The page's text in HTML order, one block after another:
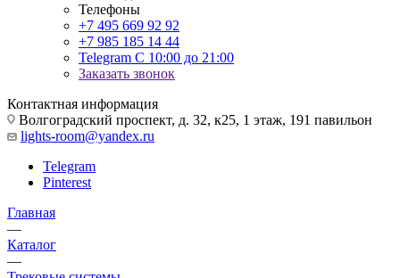
Телефоны
+7 495 669 92 92
+7 985 185 14 44
Telegram С 10:00 до 21:00
Заказать звонок
Контактная информация
Волгоградский проспект, д. 32, к25, 1 этаж, 191 павильон
lights-room@yandex.ru
Telegram
Pinterest
Главная
—
Каталог
—